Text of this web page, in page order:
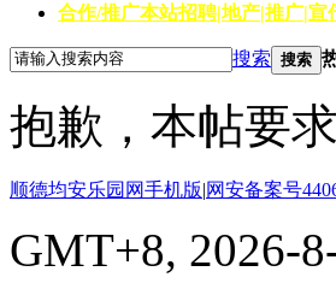
合作/推广本站招聘|地产|推广|宣
搜索 搜索
抱歉，本帖要
顺德均安乐园网手机版|网安备案号
GMT+8, 2026-